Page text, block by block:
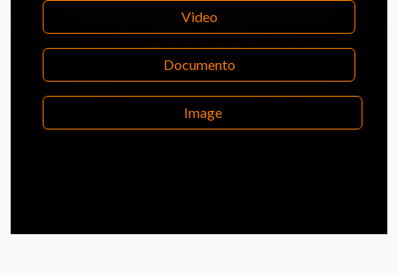
Video
Documento
Image